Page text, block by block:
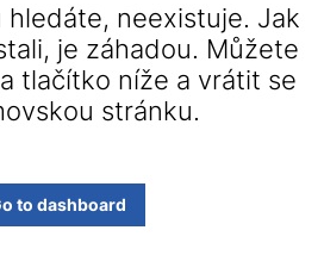
hledáte, neexistuje. Jak
je záhadou. Můžete
tlačítko níže a vrátit se
stránku.
to dashboard